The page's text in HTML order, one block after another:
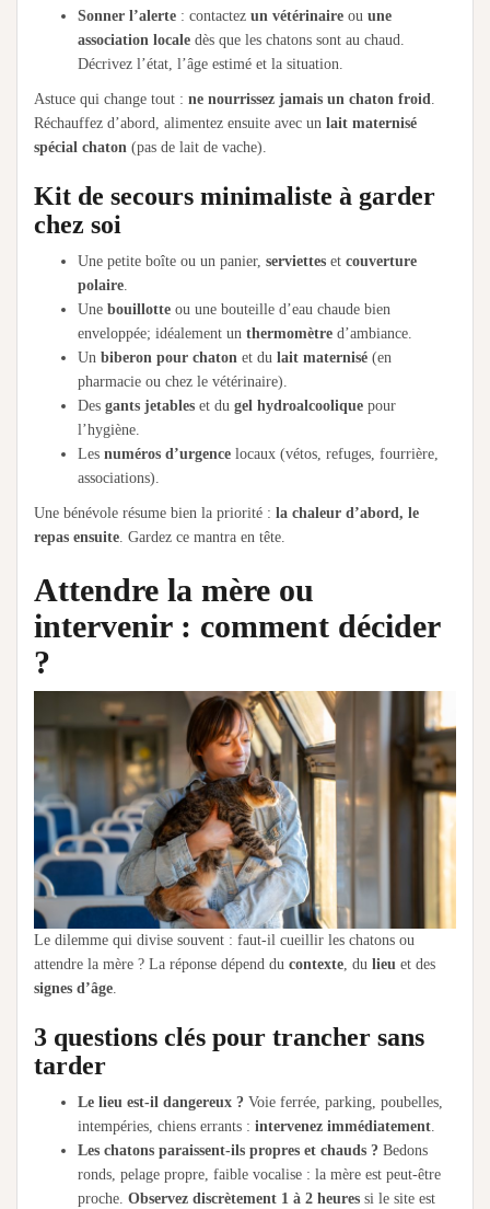
Sonner l’alerte : contactez un vétérinaire ou une
association locale dès que les chatons sont au chaud.
Décrivez l’état, l’âge estimé et la situation.
Astuce qui change tout : ne nourrissez jamais un chaton froid.
Réchauffez d’abord, alimentez ensuite avec un lait maternisé
spécial chaton (pas de lait de vache).
Kit de secours minimaliste à garder
chez soi
Une petite boîte ou un panier, serviettes et couverture
polaire.
Une bouillotte ou une bouteille d’eau chaude bien
enveloppée; idéalement un thermomètre d’ambiance.
Un biberon pour chaton et du lait maternisé (en
pharmacie ou chez le vétérinaire).
Des gants jetables et du gel hydroalcoolique pour
l’hygiène.
Les numéros d’urgence locaux (vétos, refuges, fourrière,
associations).
Une bénévole résume bien la priorité : la chaleur d’abord, le
repas ensuite. Gardez ce mantra en tête.
Attendre la mère ou
intervenir : comment décider
?
Le dilemme qui divise souvent : faut-il cueillir les chatons ou
attendre la mère ? La réponse dépend du contexte, du lieu et des
signes d’âge.
3 questions clés pour trancher sans
tarder
Le lieu est-il dangereux ? Voie ferrée, parking, poubelles,
intempéries, chiens errants : intervenez immédiatement.
Les chatons paraissent-ils propres et chauds ? Bedons
ronds, pelage propre, faible vocalise : la mère est peut-être
proche. Observez discrètement 1 à 2 heures si le site est